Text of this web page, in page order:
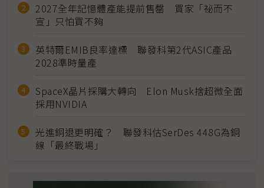
2027全年記憶體產能提前售罄 買家「祕而不
宣」只怕買不夠
英特爾EMIB良率達標 聯發科第2代ASIC產品
2028準時量產
SpaceX晶片採購大轉向 Elon Musk捨超微全面
採用NVIDIA
光進銅退更明確？ 聯發科估SerDes 448G為銅
線「最終戰場」